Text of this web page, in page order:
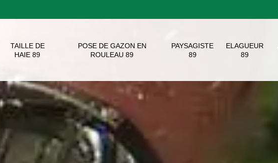
TAILLE DE
HAIE 89
POSE DE GAZON EN
ROULEAU 89
PAYSAGISTE
89
ELAGUEUR
89